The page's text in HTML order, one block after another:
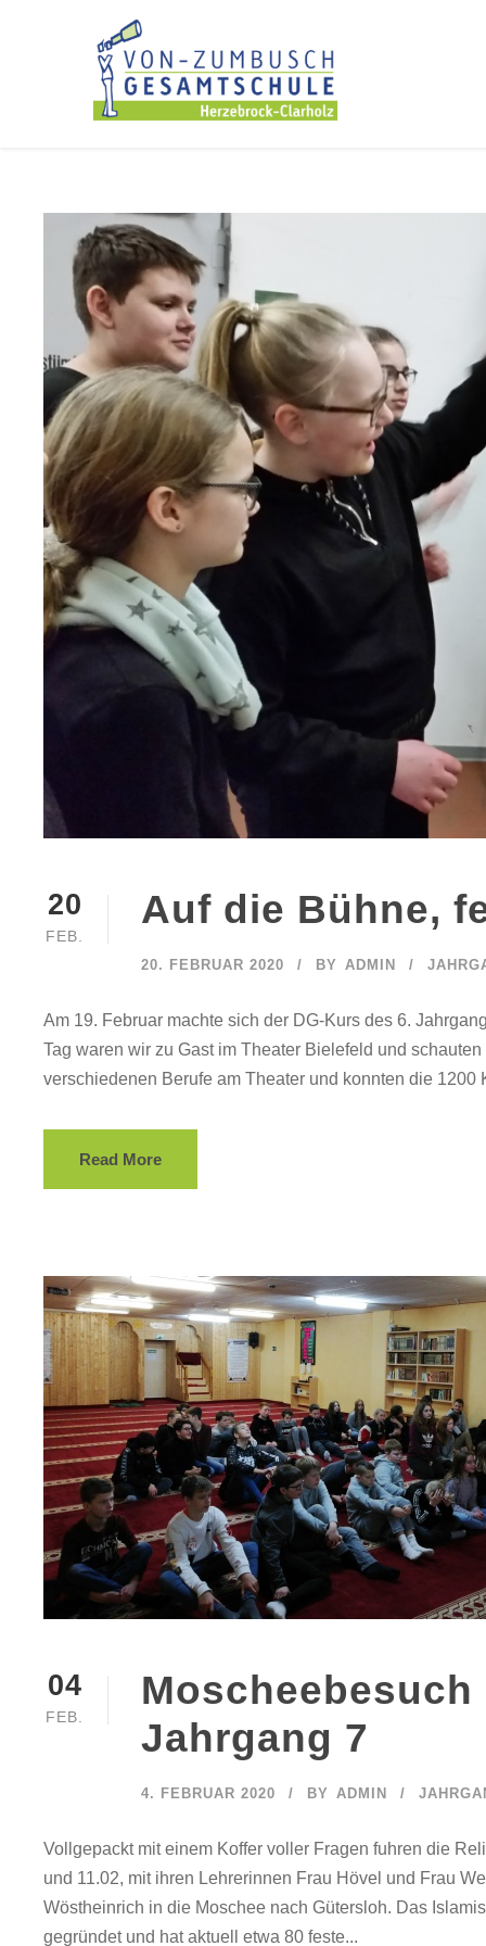
20
FEB.
Auf die Bühne,
20. FEBRUAR 2020 BY ADMIN
Am 19. Februar machte sich der DG-Kurs des 6.
Tag waren wir zu Gast im Theater Bielefeld und
verschiedenen Berufe am Theater und konnten die
Read More
04
FEB.
Jahrgang 7
4. FEBRUAR 2020 BY ADMIN
Vollgepackt mit einem Koffer voller Fragen fuhren die
und 11.02, mit ihren Lehrerinnen Frau Hövel und Frau
Wöstheinrich in die Moschee nach Gütersloh. Das
gegründet und hat aktuell etwa 80 feste...